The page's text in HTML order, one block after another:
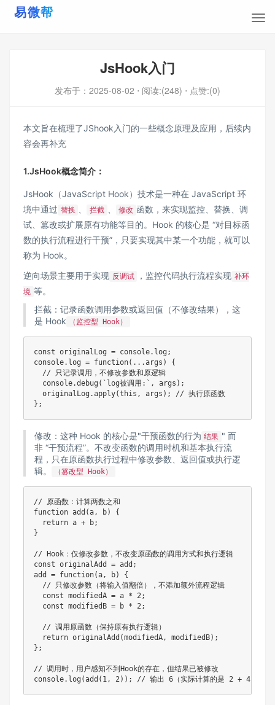
JsHook入门
发布于： 2025-08-02 ⋅ 阅读:(248) ⋅ 点赞:(0)
本文旨在梳理了JShook入门的一些概念原理及应用，后续内
容会再补充
1.JsHook概念简介：
JsHook（JavaScript Hook）技术是一种在 JavaScript 环
境中通过 替换 拦截 修改 函数，来实现监控、替换、调
试、篡改或扩展原有功能等目的。Hook 的核心是 “对目标函
数的执行流程进行干预”，只要实现其中某一个功能，就可以
称为 Hook。
逆向场景主要用于实现 反调试 ，监控代码执行流程实现 补环
境 等。
拦截：记录函数调用参数或返回值（不修改结果），这
是 Hook
（监控型 Hook）
const originalLog = console. log ;
console. log = function( ...args )
{
// 只记录调用，不修改参数和原逻辑
  console
.debug ( ` log被调用: ` , args ) ;
originalLog .apply(this , args ) ;
// 执行原函数
} ;
修改：这种 Hook 的核心是"干预函数的行为 结果 " 而
非 “干预流程”。不改变函数的调用时机和基本执行流
程，只在原函数执行过程中修改参数、返回值或执行逻
辑。
（篡改型 Hook）
// 原函数：计算两数之和
function add (a, b)
{
return a + b;
}
// Hook：仅修改参数，不改变原函数的调用方式和执行逻辑
const originalAdd = add ;
add
= function(a, b)
{
// 只修改参数（将输入值翻倍），不添加额外流程逻辑
const modifiedA = a * 2;
const modifiedB = b * 2;
// 调用原函数（保持原有执行逻辑）
return originalAdd (modifiedA, modifiedB) ;
} ;
// 调用时，用户感知不到Hook的存在，但结果已被修改
console. log (add ( 1, 2) ) ; // 输出 6（实际计算的是 2 + 4）